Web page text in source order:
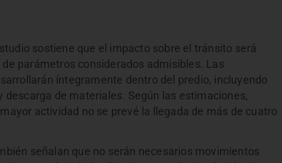
sostiene que el impacto sobre el tránsito será
parámetros considerados admisibles. Las
íntegramente dentro del predio, incluyendo
descarga de materiales. Según las estimaciones,
actividad no se prevé la llegada de más de cuatro
señalan que no serán necesarios movimientos